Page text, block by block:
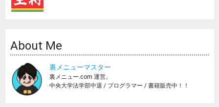
About Me
裏メニューマスター
裏メニュー.com 運営。
中央大学法学部中退 / プログラマー / 書籍販売中！！